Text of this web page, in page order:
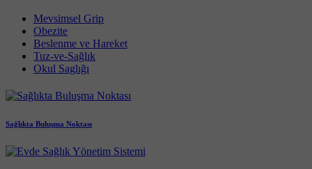
Mevsimsel Grip
Obezite
Beslenme ve Hareket
Tuz-ve-Sağlık
Okul Saglığı
Sağlıkta Buluşma Noktası